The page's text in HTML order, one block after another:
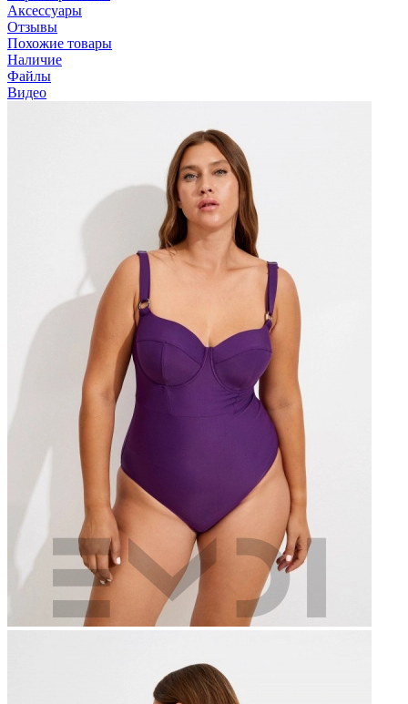
Аксессуары
Отзывы
Похожие товары
Наличие
Файлы
Видео